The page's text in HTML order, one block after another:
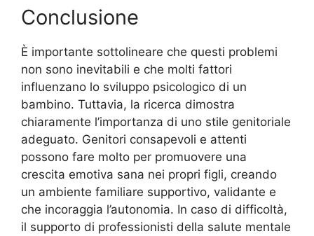
Conclusione
È importante sottolineare che questi problemi
non sono inevitabili e che molti fattori
influenzano lo sviluppo psicologico di un
bambino. Tuttavia, la ricerca dimostra
chiaramente l’importanza di uno stile genitoriale
adeguato. Genitori consapevoli e attenti
possono fare molto per promuovere una
crescita emotiva sana nei propri figli, creando
un ambiente familiare supportivo, validante e
che incoraggia l’autonomia. In caso di difficoltà,
il supporto di professionisti della salute mentale